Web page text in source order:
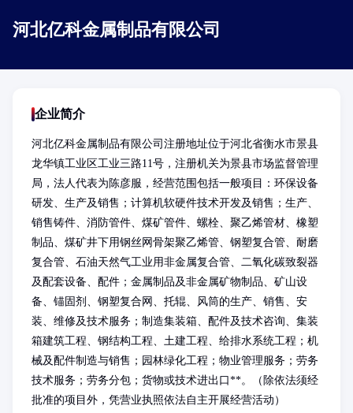
河北亿科金属制品有限公司
企业简介
河北亿科金属制品有限公司注册地址位于河北省衡水市景县
龙华镇工业区工业三路11号，注册机关为景县市场监督管理
局，法人代表为陈彦服，经营范围包括一般项目：环保设备
研发、生产及销售；计算机软硬件技术开发及销售；生产、
销售铸件、消防管件、煤矿管件、螺栓、聚乙烯管材、橡塑
制品、煤矿井下用钢丝网骨架聚乙烯管、钢塑复合管、耐磨
复合管、石油天然气工业用非金属复合管、二氧化碳致裂器
及配套设备、配件；金属制品及非金属矿物制品、矿山设
备、锚固剂、钢塑复合网、托辊、风筒的生产、销售、安
装、维修及技术服务；制造集装箱、配件及技术咨询、集装
箱建筑工程、钢结构工程、土建工程、给排水系统工程；机
械及配件制造与销售；园林绿化工程；物业管理服务；劳务
技术服务；劳务分包；货物或技术进出口**。（除依法须经
批准的项目外，凭营业执照依法自主开展经营活动）